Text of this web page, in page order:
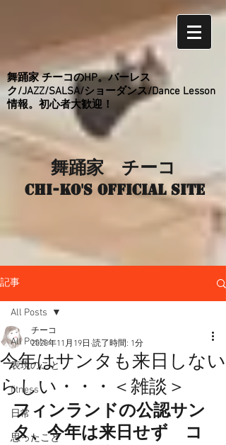
舞踊家 チーコのHP。バーレス
ク/JAZZ/SALSA/ショーダンス/Dance Lesson
情報。初心者大歓迎！
舞踊家 チーコ
Chi-ko's Official site
記事
All Posts
表現のこと
fitness
日常
思ったこと
All Posts
今年はサンタも来日しない
らしい・・・＜雑談＞
チーコ
2020年11月19日 読了時間: 1分
フィンランドの公認サン
タ、今年は来日せず　コ